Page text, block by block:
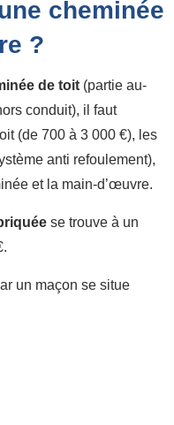
cheminée
?
de toit (partie au-
conduit), il faut
(de 700 à 3 000 €), les
anti refoulement),
et la main-d’œuvre.
se trouve à un
un maçon se situe